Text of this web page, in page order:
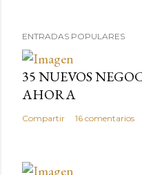
ENTRADAS POPULARES
35 NUEVOS
AHORA
Compartir 16 comentarios